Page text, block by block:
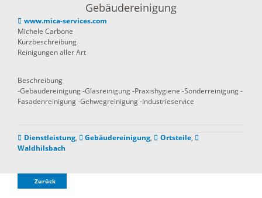
Gebäudereinigung
www.mica-services.com
Michele Carbone
Kurzbeschreibung
Reinigungen aller Art
Beschreibung
-Gebäudereinigung -Glasreinigung -Praxishygiene -Sonderreinigung -
Fasadenreinigung -Gehwegreinigung -Industrieservice
Dienstleistung, Gebäudereinigung, Ortsteile,
Waldhilsbach
Zurück